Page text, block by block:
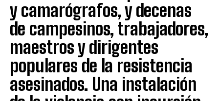
y camarógrafos, y decenas
de campesinos, trabajadores,
maestros y dirigentes
populares de la resistencia
asesinados. Una instalación